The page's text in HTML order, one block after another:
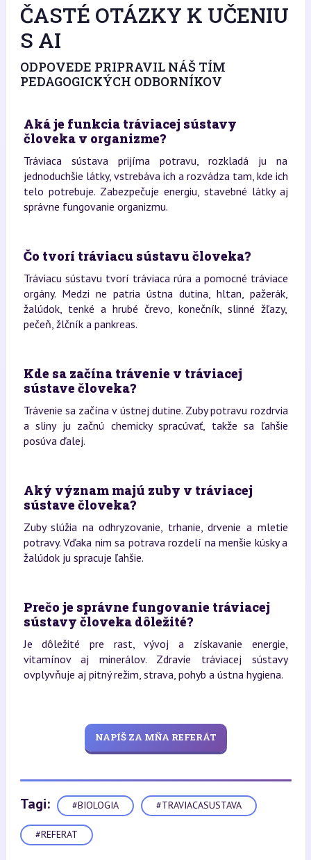
ČASTÉ OTÁZKY K UČENIU
S AI
ODPOVEDE PRIPRAVIL NÁŠ TÍM
PEDAGOGICKÝCH ODBORNÍKOV
Aká je funkcia tráviacej sústavy
človeka v organizme?
Tráviaca sústava prijíma potravu, rozkladá ju na
jednoduchšie látky, vstrebáva ich a rozvádza tam, kde ich
telo potrebuje. Zabezpečuje energiu, stavebné látky aj
správne fungovanie organizmu.
Čo tvorí tráviacu sústavu človeka?
Tráviacu sústavu tvorí tráviaca rúra a pomocné tráviace
orgány. Medzi ne patria ústna dutina, hltan, pažerák,
žalúdok, tenké a hrubé črevo, konečník, slinné žľazy,
pečeň, žlčník a pankreas.
Kde sa začína trávenie v tráviacej
sústave človeka?
Trávenie sa začína v ústnej dutine. Zuby potravu rozdrvia
a sliny ju začnú chemicky spracúvať, takže sa ľahšie
posúva ďalej.
Aký význam majú zuby v tráviacej
sústave človeka?
Zuby slúžia na odhryzovanie, trhanie, drvenie a mletie
potravy. Vďaka nim sa potrava rozdelí na menšie kúsky a
žalúdok ju spracuje ľahšie.
Prečo je správne fungovanie tráviacej
sústavy človeka dôležité?
Je dôležité pre rast, vývoj a získavanie energie,
vitamínov aj minerálov. Zdravie tráviacej sústavy
ovplyvňuje aj pitný režim, strava, pohyb a ústna hygiena.
NAPÍŠ ZA MŇA REFERÁT
Tagi: #BIOLOGIA #TRAVIACASUSTAVA
#REFERAT